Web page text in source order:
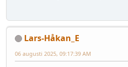
Lars-Håkan_E
06 augusti 2025, 09:17:39 AM